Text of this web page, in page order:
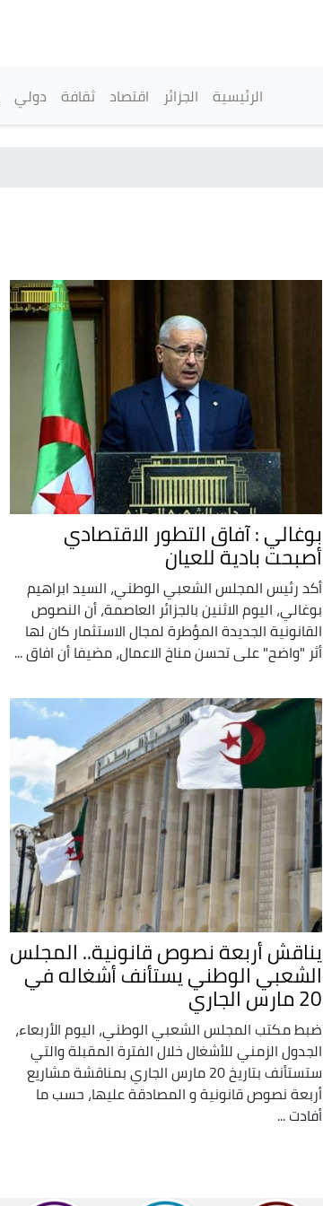
القائمة الرئيسية
الرئيسية الجزائر اقتصاد ثقافة دولي
بوغالي : آفاق التطور الاقتصادي
أصبحت بادية للعيان
أكد رئيس المجلس الشعبي الوطني، السيد ابراهيم
بوغالي، اليوم الاثنين بالجزائر العاصمة، أن النصوص
القانونية الجديدة المؤطرة لمجال الاستثمار كان لها
أثر "واضح" على تحسن مناخ الاعمال، مضيفا أن افاق ...
يناقش أربعة نصوص قانونية.. المجلس
الشعبي الوطني يستأنف أشغاله في
20 مارس الجاري
ضبط مكتب المجلس الشعبي الوطني، اليوم الأربعاء،
الجدول الزمني للأشغال خلال الفترة المقبلة والتي
ستستأنف بتاريخ 20 مارس الجاري بمناقشة مشاريع
أربعة نصوص قانونية و المصادقة عليها، حسب ما
أفادت ...